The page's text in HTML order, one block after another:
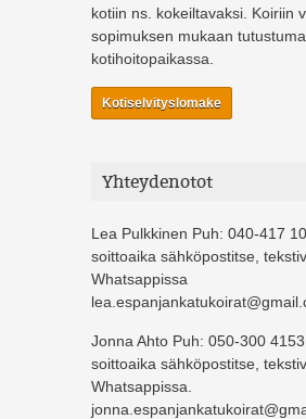
kotiin ns. kokeiltavaksi. Koiriin
sopimuksen mukaan
kotihoitopaikassa.
Kotiselvityslomake
Yhteydenotot
Lea Pulkkinen Puh: 040-417
soittoaika sähköpostitse,
Whatsappissa
Jonna Ahto Puh: 050-300
soittoaika sähköpostitse,
Whatsappissa.